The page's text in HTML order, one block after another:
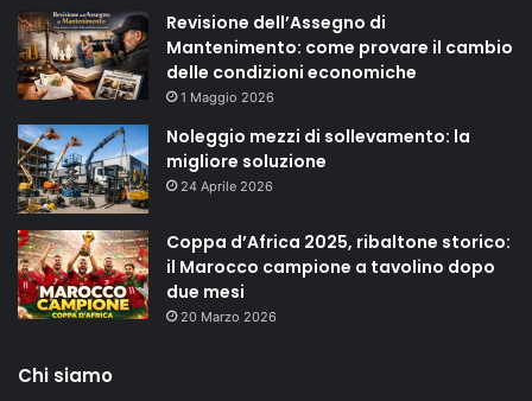
Revisione dell’Assegno di
Mantenimento: come provare il cambio
delle condizioni economiche
1 Maggio 2026
Noleggio mezzi di sollevamento: la
migliore soluzione
24 Aprile 2026
Coppa d’Africa 2025, ribaltone storico:
il Marocco campione a tavolino dopo
due mesi
20 Marzo 2026
Chi siamo